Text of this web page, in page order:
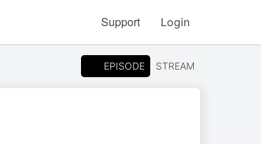
Support Login
EPISODE STREAM